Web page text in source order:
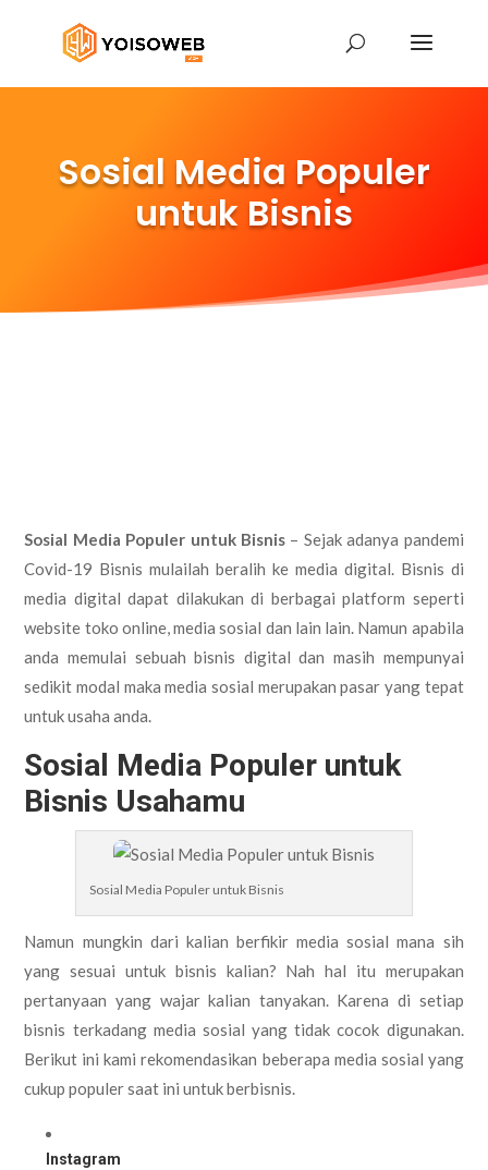
Sosial Media Populer
untuk Bisnis
Sosial Media Populer untuk Bisnis – Sejak adanya pandemi
Covid-19 Bisnis mulailah beralih ke media digital. Bisnis di
media digital dapat dilakukan di berbagai platform seperti
website toko online, media sosial dan lain lain. Namun apabila
anda memulai sebuah bisnis digital dan masih mempunyai
sedikit modal maka media sosial merupakan pasar yang tepat
untuk usaha anda.
Sosial Media Populer untuk
Bisnis Usahamu
Sosial Media Populer untuk Bisnis
Namun mungkin dari kalian berfikir media sosial mana sih
yang sesuai untuk bisnis kalian? Nah hal itu merupakan
pertanyaan yang wajar kalian tanyakan. Karena di setiap
bisnis terkadang media sosial yang tidak cocok digunakan.
Berikut ini kami rekomendasikan beberapa media sosial yang
cukup populer saat ini untuk berbisnis.
Instagram